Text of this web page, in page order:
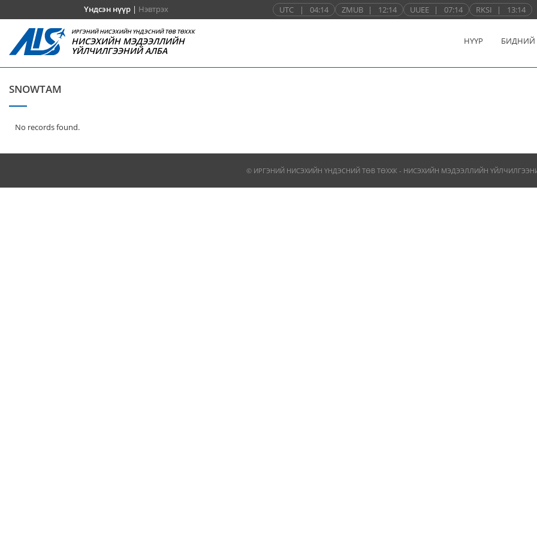
Үндсэн нүүр| Нэвтрэх UTC | 04:14 ZMUB | 12:14 UUEE | 07:14 RKSI | 13:14
ИРГЭНИЙ НИСЭХИЙН ҮНДЭСНИЙ ТӨВ ТӨХХК
НИСЭХИЙН МЭДЭЭЛЛИЙН
ҮЙЛЧИЛГЭЭНИЙ АЛБА
НҮҮР БИДНИЙ
SNOWTAM
No records found.
© ИРГЭНИЙ НИСЭХИЙН ҮНДЭСНИЙ ТӨВ ТӨХХК - НИСЭХИЙН МЭДЭЭЛЛИЙН